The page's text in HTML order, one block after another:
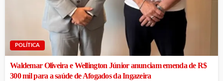
POLÍTICA
Waldemar Oliveira e Wellington Júnior anunciam emenda de R$
300 mil para a saúde de Afogados da Ingazeira